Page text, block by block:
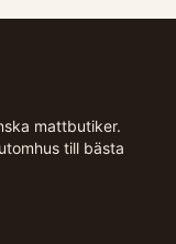
mattbutiker.
till bästa